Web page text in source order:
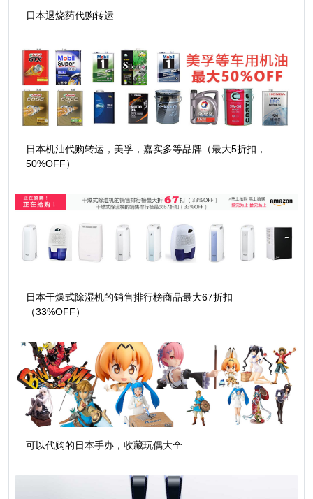
日本退烧药代购转运
日本机油代购转运，美孚，嘉实多等品牌（最大5折扣，
50%OFF）
日本干燥式除湿机的销售排行榜商品最大67折扣
（33%OFF）
可以代购的日本手办，收藏玩偶大全